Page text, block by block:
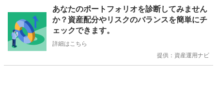
あなたのポートフォリオを診断してみません
か？資産配分やリスクのバランスを簡単にチ
ェックできます。
詳細はこちら
提供：資産運用ナビ